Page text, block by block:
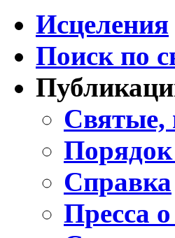
Исцеления
Поиск по
Святые,
Справка
Пресса